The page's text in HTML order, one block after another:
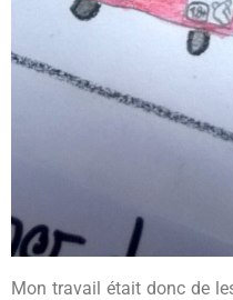
Mon travail était donc de